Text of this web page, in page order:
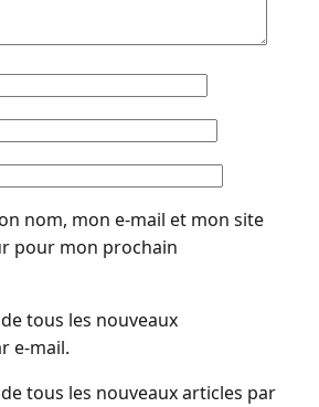
nom, mon e-mail et mon site
pour mon prochain
tous les nouveaux
e-mail.
tous les nouveaux articles par